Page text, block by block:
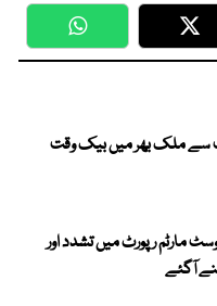
WhatsApp
کا 16 اگست سے ملک بھر میں بیک وقت
مارٹم رپورٹ میں تشدد اور
آگئے